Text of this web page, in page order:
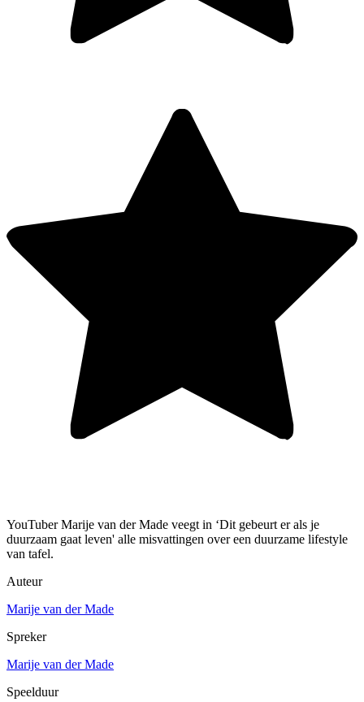
YouTuber Marije van der Made veegt in ‘Dit gebeurt er als je
duurzaam gaat leven' alle misvattingen over een duurzame lifestyle
van tafel.
Auteur
Marije van der Made
Spreker
Marije van der Made
Speelduur